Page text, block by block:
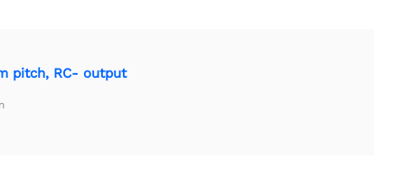
pitch, RC- output